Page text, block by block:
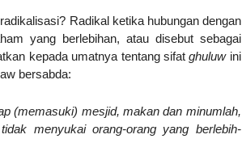
Radikal ketika hubungan dengan
yang berlebihan, atau disebut sebagai
kepada umatnya tentang sifatghuluwini
bersabda:
(memasuki) mesjid, makan dan minumlah,
menyukai orang-orang yang berlebih-